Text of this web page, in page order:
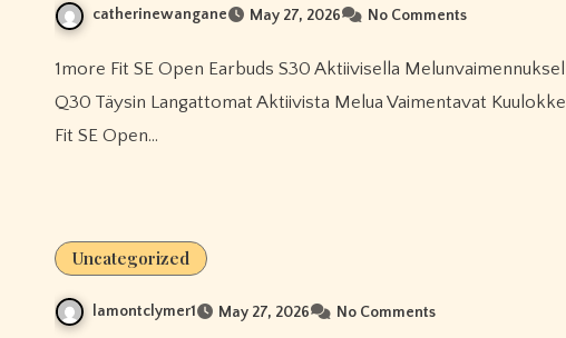
catherinewangane May 27, 2026 No Comments
1more Fit SE Open Earbuds S30 Aktiivisella Melunvaimennuksella Varustetut Kuulokkeet 1more Pistonbuds Pro
Q30 Täysin Langattomat Aktiivista Melua Vaimentavat
Fit SE Open…
Uncategorized
lamontclymer1 May 27, 2026 No Comments